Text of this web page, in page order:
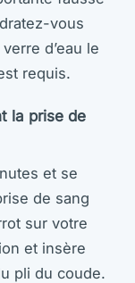
vous
d’eau le
requis.
la prise de
et se
de sang
sur votre
et insère
pli du coude.